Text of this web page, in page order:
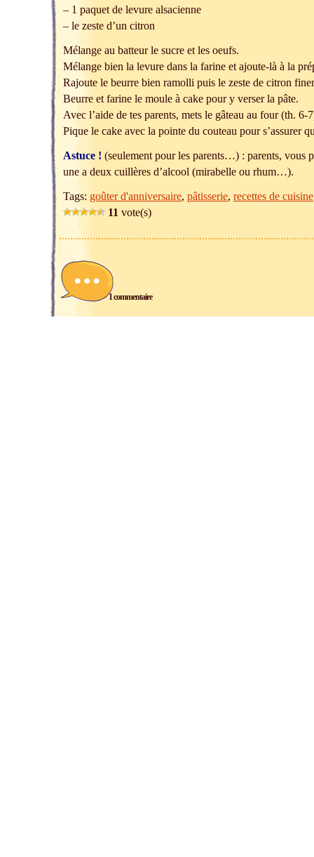
– 1 paquet de levure alsacienne
– le zeste d’un citron
Mélange au batteur le sucre et les oeufs.
Mélange bien la levure dans la farine et ajoute-là à la
Rajoute le beurre bien ramolli puis le zeste de citron
Beurre et farine le moule à cake pour y verser la pâte.
Avec l’aide de tes parents, mets le gâteau au four (th.
Pique le cake avec la pointe du couteau pour s’assurer
Astuce ! (seulement pour les parents…) : parents, vous
une a deux cuillères d’alcool (mirabelle ou rhum…).
Tags: goûter d'anniversaire, pâtisserie, recettes de cuisine
11 vote(s)
1 commentaire